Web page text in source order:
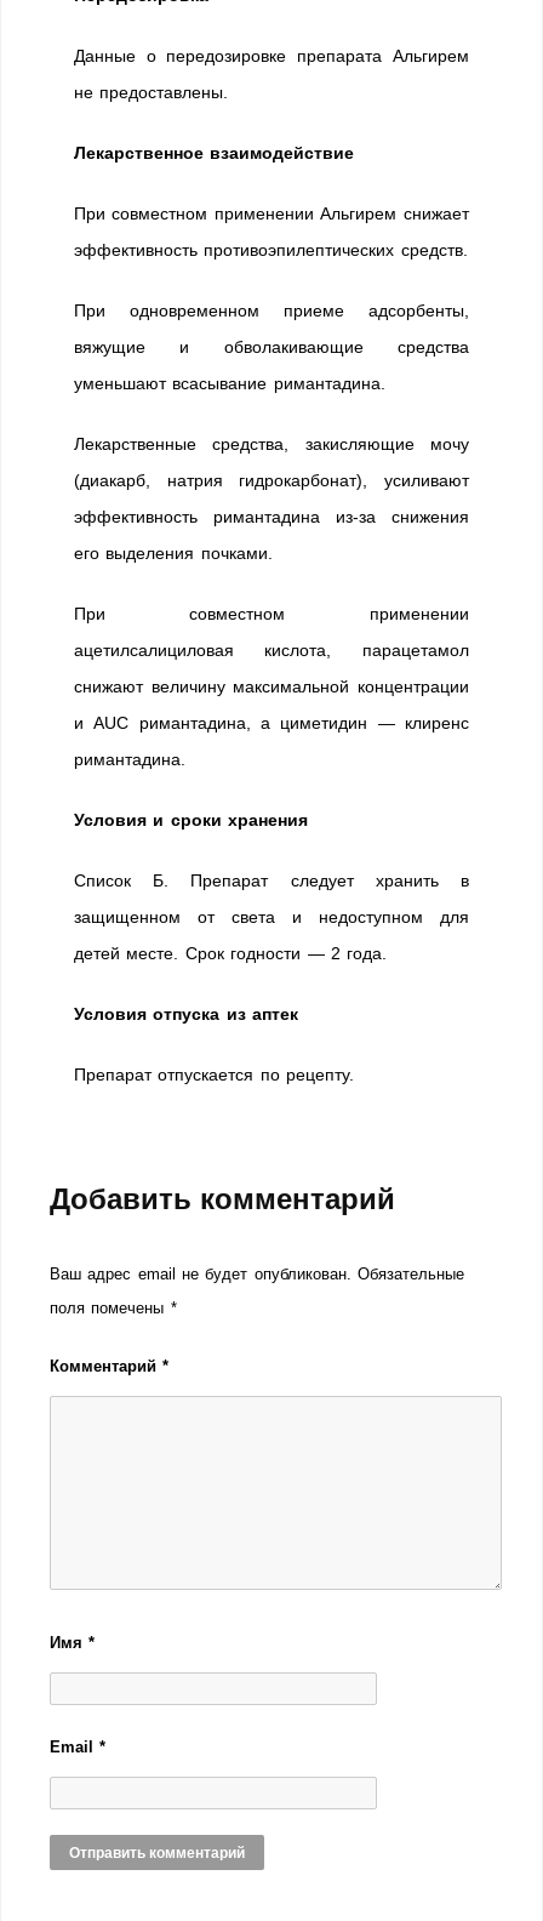
Данные о передозировке препарата Альгирем
не предоставлены.
Лекарственное взаимодействие
При совместном применении Альгирем снижает
эффективность противоэпилептических средств.
При одновременном приеме адсорбенты,
вяжущие и обволакивающие средства
уменьшают всасывание римантадина.
Лекарственные средства, закисляющие мочу
(диакарб, натрия гидрокарбонат), усиливают
эффективность римантадина из-за снижения
его выделения почками.
При совместном применении
ацетилсалициловая кислота, парацетамол
снижают величину максимальной концентрации
и AUC римантадина, а циметидин — клиренс
римантадина.
Условия и сроки хранения
Список Б. Препарат следует хранить в
защищенном от света и недоступном для
детей месте. Срок годности — 2 года.
Условия отпуска из аптек
Препарат отпускается по рецепту.
Добавить комментарий
Ваш адрес email не будет опубликован. Обязательные
поля помечены *
Комментарий*
Имя*
Email*